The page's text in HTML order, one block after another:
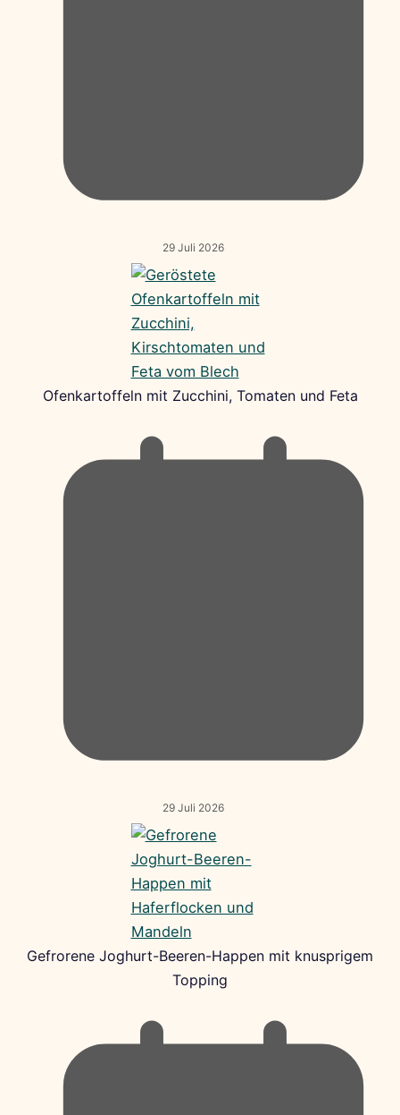
29 Juli 2026
Ofenkartoffeln mit Zucchini, Tomaten und Feta
29 Juli 2026
Gefrorene Joghurt-Beeren-Happen mit knusprigem
Topping